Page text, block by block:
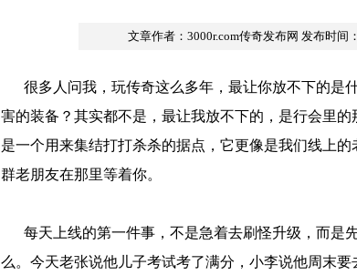
文章作者：3000r.com传奇发布网 发布时间
很多人问我，玩传奇这么多年，最让你放不下的是
害的装备？其实都不是，最让我放不下的，是行会里
是一个用来集结打打杀杀的据点，它更像是我们线上
群老朋友在那里等着你。
每天上线的第一件事，不是急着去刷怪升级，而是
么。今天老张说他儿子考试考了满分，小李说他周末